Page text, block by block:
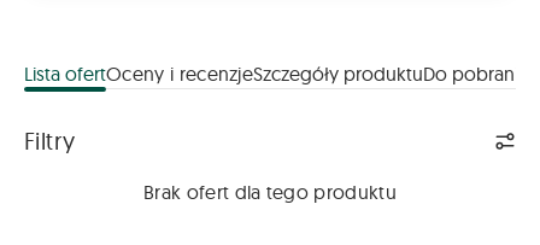
Lista ofertOceny i recenzjeSzczegóły produktuDo pobrania
Filtry
Brak ofert dla tego produktu